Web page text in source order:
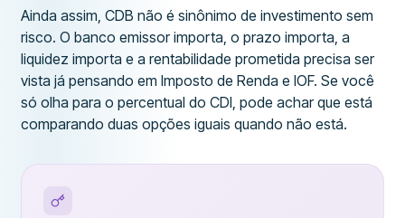
Ainda assim, CDB não é sinônimo de investimento sem
risco. O banco emissor importa, o prazo importa, a
liquidez importa e a rentabilidade prometida precisa ser
vista já pensando em Imposto de Renda e IOF. Se você
só olha para o percentual do CDI, pode achar que está
comparando duas opções iguais quando não está.